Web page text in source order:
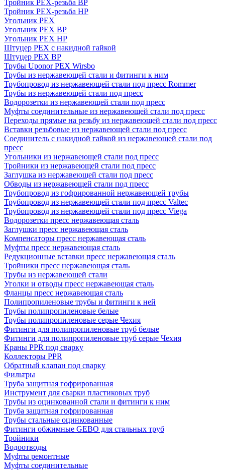
Тройник PEX-резьба ВР
Тройник PEX-резьба НР
Угольник PEX
Угольник PEX ВР
Угольник PEX НР
Штуцер PEX c накидной гайкой
Штуцер PEX ВР
Трубы Uponor PEX Wirsbo
Трубы из нержавеющей стали и фитинги к ним
Трубопровод из нержавеющей стали под пресс Rommer
Трубы из нержавеющей стали под пресс
Водорозетки из нержавеющей стали под пресс
Муфты соединительные из нержавеющей стали под пресс
Переходы прямые на резьбу из нержавеющей стали под пресс
Вставки резьбовые из нержавеющей стали под пресс
Соединитель с накидной гайкой из нержавеющей стали под
пресс
Угольники из нержавеющей стали под пресс
Тройники из нержавеющей стали под пресс
Заглушка из нержавеющей стали под пресс
Обводы из нержавеющей стали под пресс
Трубопровод из гофрированной нержавеющей трубы
Трубопровод из нержавеющей стали под пресс Valtec
Трубопровод из нержавеющей стали под пресс Viega
Водорозетки пресс нержавеющая сталь
Заглушки пресс нержавеющая сталь
Компенсаторы пресс нержавеющая сталь
Муфты пресс нержавеющая сталь
Редукционные вставки пресс нержавеющая сталь
Тройники пресс нержавеющая сталь
Трубы из нержавеющей стали
Уголки и отводы пресс нержавеющая сталь
Фланцы пресс нержавеющая сталь
Полипропиленовые трубы и фитинги к ней
Трубы полипропиленовые белые
Трубы полипропиленовые серые Чехия
Фитинги для полипропиленовые труб белые
Фитинги для полипропиленовые труб серые Чехия
Краны PPR под сварку
Коллекторы PPR
Обратный клапан под сварку
Фильтры
Труба защитная гофрированная
Инструмент для сварки пластиковых труб
Трубы из оцинкованной стали и фитинги к ним
Труба защитная гофрированная
Трубы стальные оцинкованные
Фитинги обжимные GEBO для стальных труб
Тройники
Водоотводы
Муфты ремонтные
Муфты соединительные